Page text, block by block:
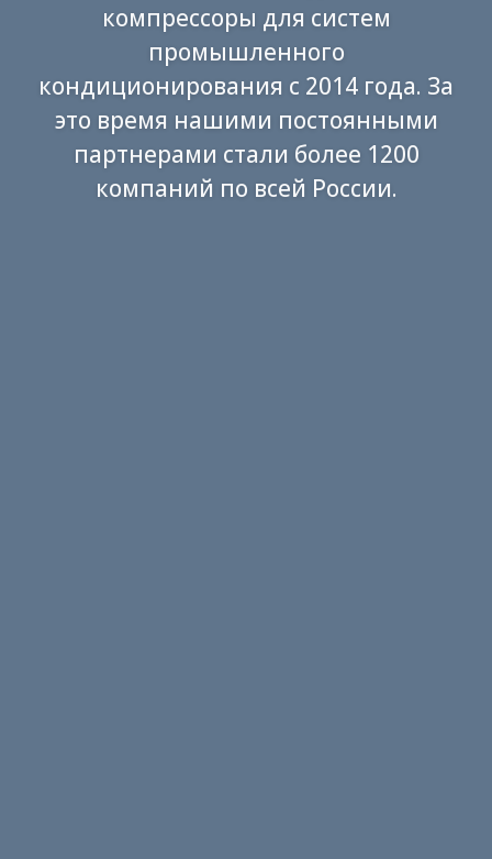
компрессоры для систем
промышленного
кондиционирования с 2014 года. За
это время нашими постоянными
партнерами стали более 1200
компаний по всей России.